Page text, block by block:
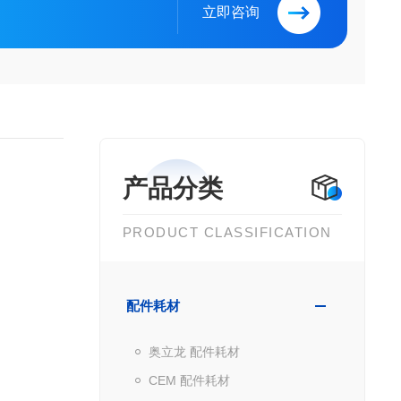
立即咨询
产品分类
PRODUCT CLASSIFICATION
配件耗材
奥立龙 配件耗材
CEM 配件耗材